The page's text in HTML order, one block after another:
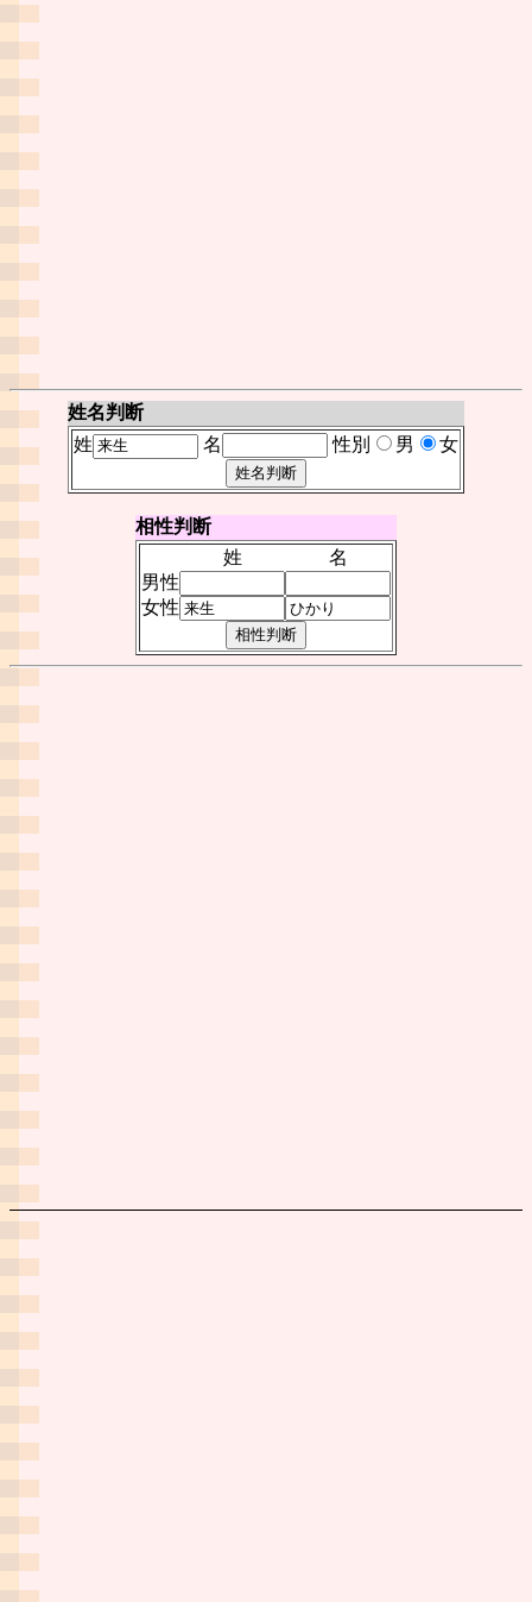
姓名判断
姓
名 性別 男 女
相性判断
姓
名
男性
女性